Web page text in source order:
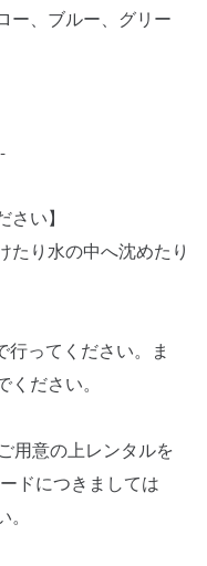
ー、ブルー、グリー
い】
たり水の中へ沈めたり
行ってください。ま
ださい。
用意の上レンタルを
ドにつきましては